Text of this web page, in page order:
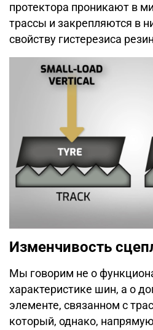
протектора проникают в
трассы и закрепляются в
свойству гистерезиса
Изменчивость
Мы говорим не о
характеристике шин, а о
элементе, связанном с
который, однако,